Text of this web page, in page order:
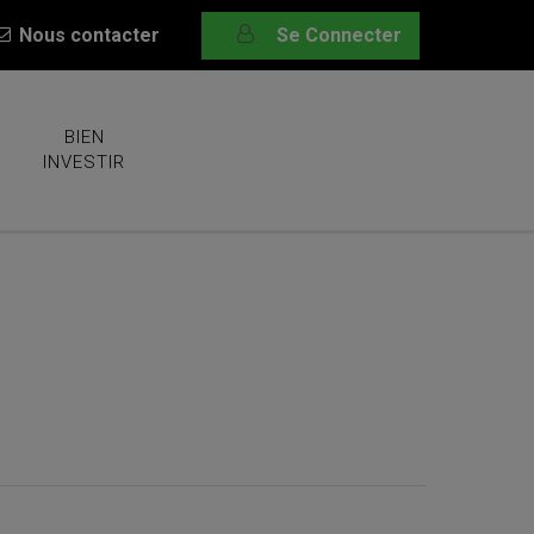
Nous contacter Se Connecter
BIEN
INVESTIR